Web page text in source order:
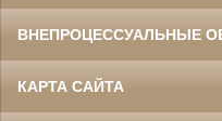
ВНЕПРОЦЕССУАЛЬНЫЕ
КАРТА САЙТА